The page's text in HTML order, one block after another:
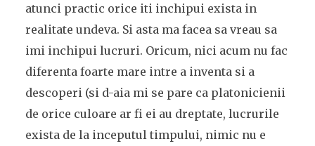
atunci practic orice iti inchipui exista in
realitate undeva. Si asta ma facea sa vreau sa
imi inchipui lucruri. Oricum, nici acum nu fac
diferenta foarte mare intre a inventa si a
descoperi (si d-aia mi se pare ca platonicienii
de orice culoare ar fi ei au dreptate, lucrurile
exista de la inceputul timpului, nimic nu e